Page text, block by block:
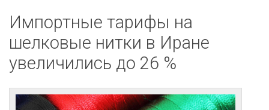
Импортные тарифы на
шелковые нитки в Иране
увеличились до 26 %